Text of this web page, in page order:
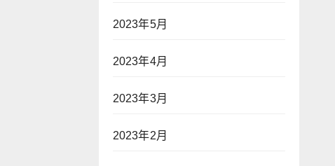
2023年5月
2023年4月
2023年3月
2023年2月